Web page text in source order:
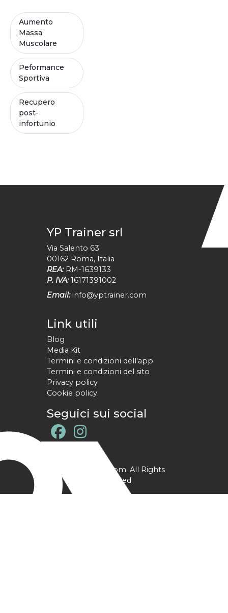
Aumento
Massa
Muscolare
Peformance
Sportiva
Recupero
post-
infortunio
YP Trainer srl
Via Salento 63
00162 Roma, Italia
REA: RM-1639133
P. IVA: 16171391002
Email: info@yptrainer.com
Link utili
Blog
Media Kit
Termini e condizioni dell'app
Termini e condizioni del sito
Privacy policy
Cookie policy
Seguici sui social
@ YPtrainer.com. All Rights
Reserved